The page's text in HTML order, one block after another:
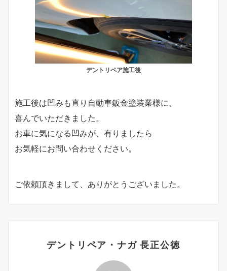
デントリペア施工後
施工後は凹みも直り自動車鈑金塗装業様に、
喜んでいただきました。
お車に気になる凹みが、有りましたら
お気軽にお問い合わせください。
ご依頼頂きまして、ありがとうございました。
デントリペア・ナガ 長正公徳